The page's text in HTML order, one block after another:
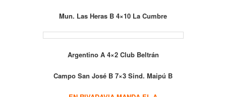
Mun. Las Heras B 4×10 La Cumbre
Argentino A 4×2 Club Beltrán
Campo San José B 7×3 Sind. Maipú B